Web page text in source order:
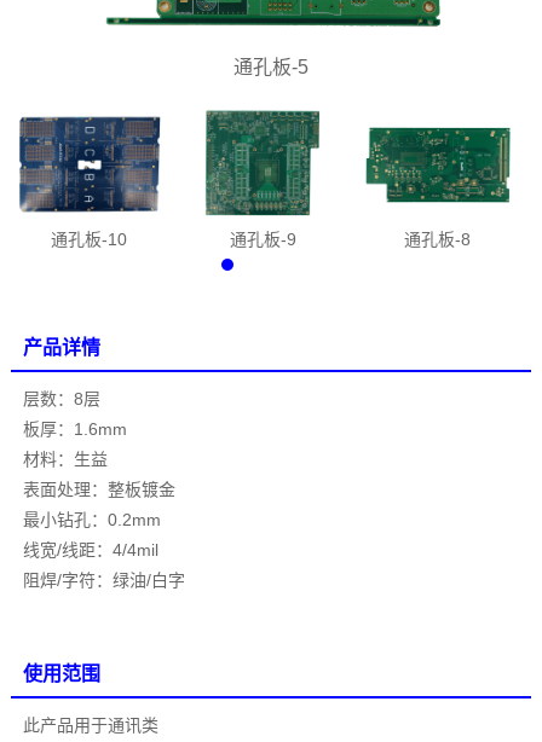
通孔板-5
通孔板-10 通孔板-9 通孔板-8
产品详情
层数：8层
板厚：1.6mm
材料：生益
表面处理：整板镀金
最小钻孔：0.2mm
线宽/线距：4/4mil
阻焊/字符：绿油/白字
使用范围
此产品用于通讯类